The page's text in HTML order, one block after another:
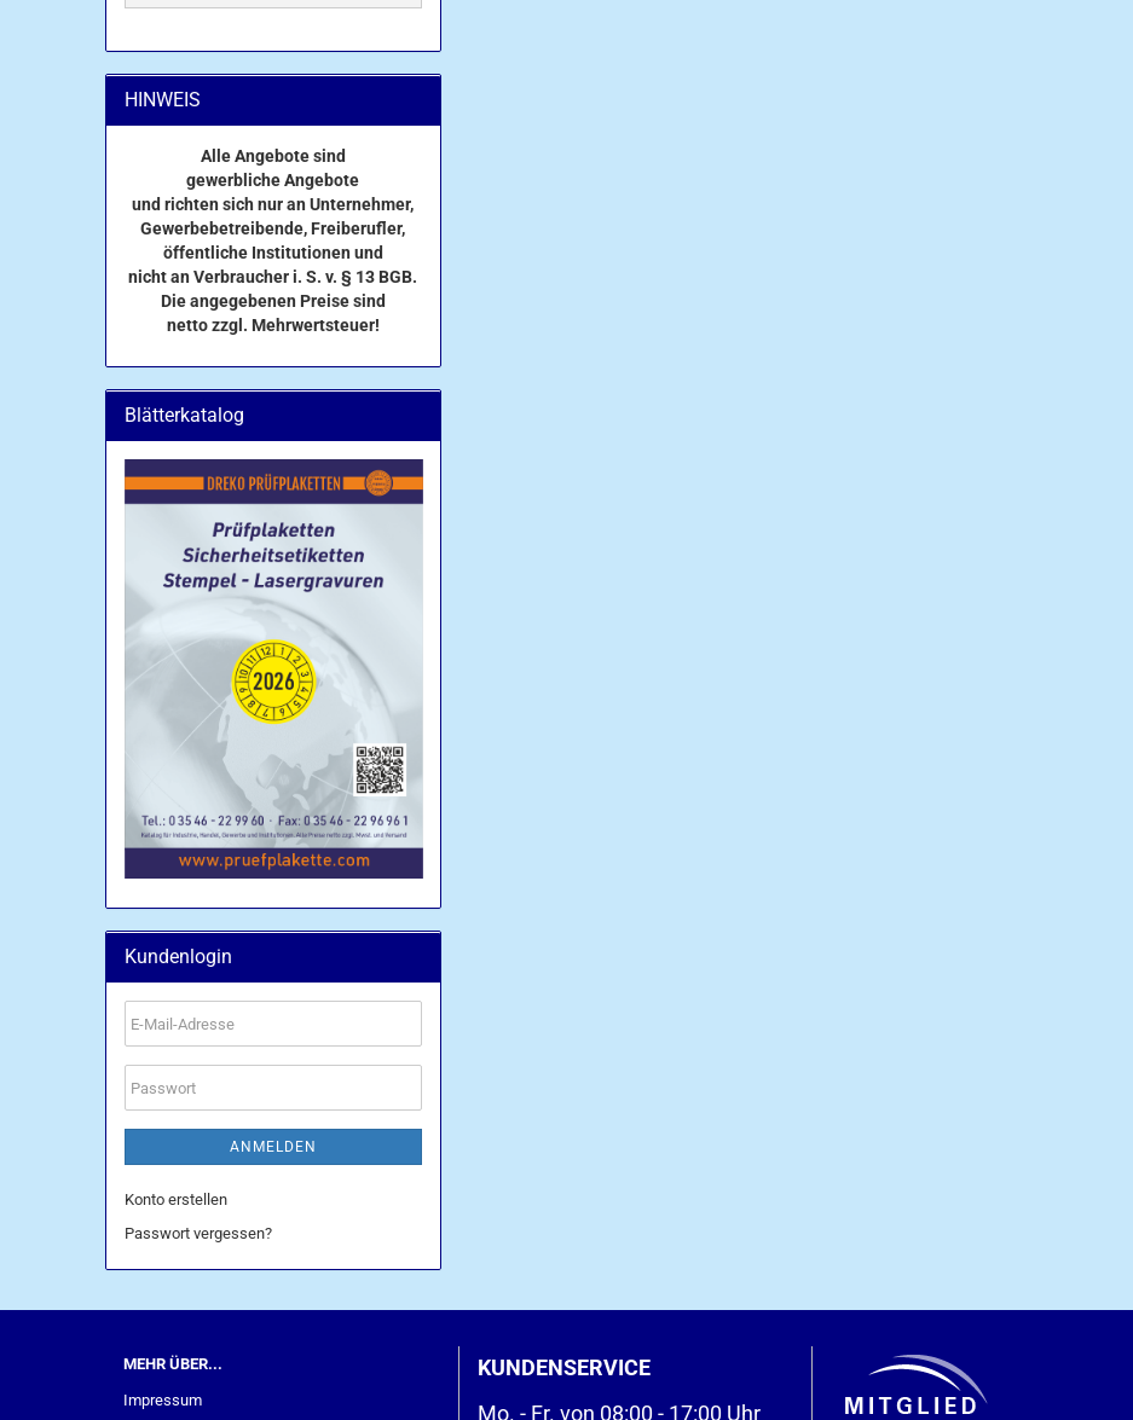
HINWEIS
Alle Angebote sind
gewerbliche Angebote
und richten sich nur an Unternehmer,
Gewerbebetreibende, Freiberufler,
öffentliche Institutionen und
nicht an Verbraucher i. S. v. § 13 BGB.
Die angegebenen Preise sind
netto zzgl. Mehrwertsteuer!
Blätterkatalog
Kundenlogin
E-
Mail-
Adresse
Passwort
ANMELDEN
Konto erstellen
Passwort vergessen?
MEHR ÜBER...
Impressum
KUNDENSERVICE
Mo. - Fr. von 08:00 - 17:00 Uhr